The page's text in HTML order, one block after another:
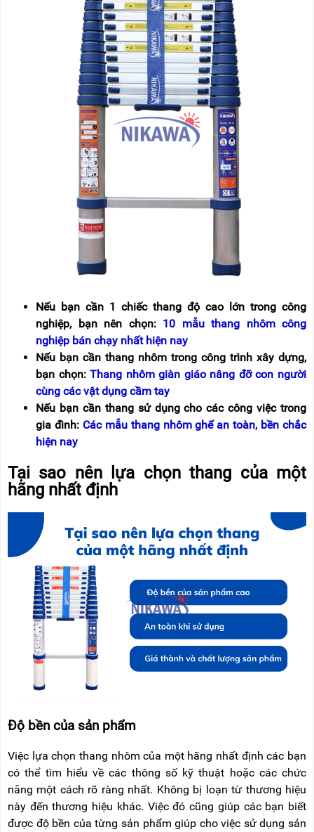
Nếu bạn cần 1 chiếc thang độ cao lớn trong công
nghiệp, bạn nên chọn: 10 mẫu thang nhôm công
nghiệp bán chạy nhất hiện nay
Nếu bạn cần thang nhôm trong công trình xây dựng,
bạn chọn:Thang nhôm giàn giáo nâng đỡ con người
cùng các vật dụng cầm tay
Nếu bạn cần thang sử dụng cho các công việc trong
gia đình: Các mẫu thang nhôm ghế an toàn, bền chắc
hiện nay
Tại sao nên lựa chọn thang của một
hãng nhất định
Độ bền của sản phẩm
Việc lựa chọn thang nhôm của một hãng nhất định các bạn
có thể tìm hiểu về các thông số kỹ thuật hoặc các chức
năng một cách rõ ràng nhất. Không bị loạn từ thương hiệu
này đến thương hiệu khác. Việc đó cũng giúp các bạn biết
được độ bền của từng sản phẩm giúp cho việc sử dụng sản